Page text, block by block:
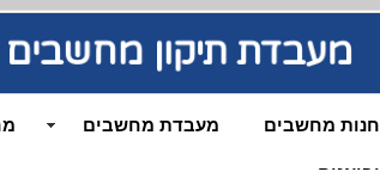
חנות מחשבים מעבדת מחשבים
מעבדת תיקון מחשבים